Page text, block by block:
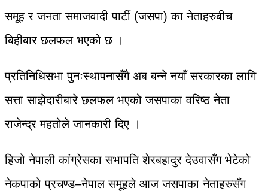
समूह र जनता समाजवादी पार्टी (जसपा) का नेताहरुबीच
बिहीबार छलफल भएको छ ।
प्रतिनिधिसभा पुनःस्थापनासँगै अब बन्ने नयाँ सरकारका लागि
सत्ता साझेदारीबारे छलफल भएको जसपाका वरिष्ठ नेता
राजेन्द्र महतोले जानकारी दिए ।
हिजो नेपाली कांग्रेसका सभापति शेरबहादुर देउवासँग भेटेको
नेकपाको प्रचण्ड–नेपाल समूहले आज जसपाका नेताहरुसँग